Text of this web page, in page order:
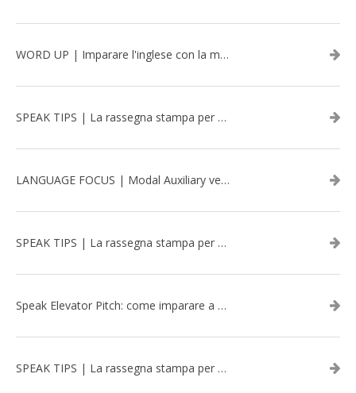
WORD UP | Imparare l'inglese con la musica: David Bowie
SPEAK TIPS | La rassegna stampa per migliorare l’inglese - aprile 2026
LANGUAGE FOCUS | Modal Auxiliary verbs in the past
SPEAK TIPS | La rassegna stampa per migliorare l’inglese - marzo 2026
Speak Elevator Pitch: come imparare a gestire una presentazione in inglese
SPEAK TIPS | La rassegna stampa per migliorare l’inglese - febbraio 2026